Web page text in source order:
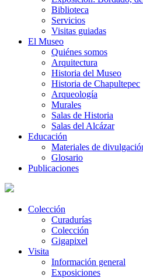
Biblioteca
Servicios
Visitas guiadas
El Museo
Quiénes somos
Arquitectura
Historia del Museo
Historia de Chapultepec
Arqueología
Murales
Salas de Historia
Salas del Alcázar
Educación
Materiales de
Glosario
Publicaciones
Colección
Curadurías
Colección
Gigapixel
Visita
Información general
Exposiciones